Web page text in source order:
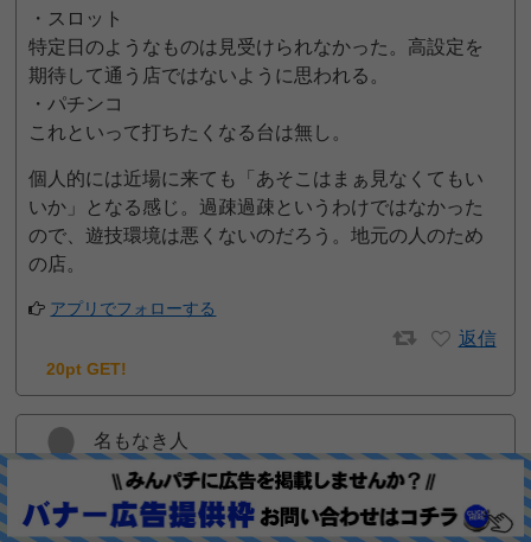
・スロット
特定日のようなものは見受けられなかった。高設定を
期待して通う店ではないように思われる。
・パチンコ
これといって打ちたくなる台は無し。
個人的には近場に来ても「あそこはまぁ見なくてもい
いか」となる感じ。過疎過疎というわけではなかった
ので、遊技環境は悪くないのだろう。地元の人のため
の店。
アプリでフォローする
返信
20pt GET!
名もなき人
2021年5月11日 10:35 AM
28玉交換と載っているので840玉を換金したら2800円